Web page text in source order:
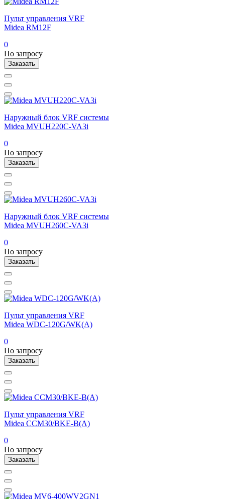
Пульт управления VRF
Midea RM12F
0
По запросу
Заказать
Наружный блок VRF системы
Midea MVUH220C-VA3i
0
По запросу
Заказать
Наружный блок VRF системы
Midea MVUH260C-VA3i
0
По запросу
Заказать
Пульт управления VRF
Midea WDC-120G/WK(A)
0
По запросу
Заказать
Пульт управления VRF
Midea CCM30/BKE-B(A)
0
По запросу
Заказать